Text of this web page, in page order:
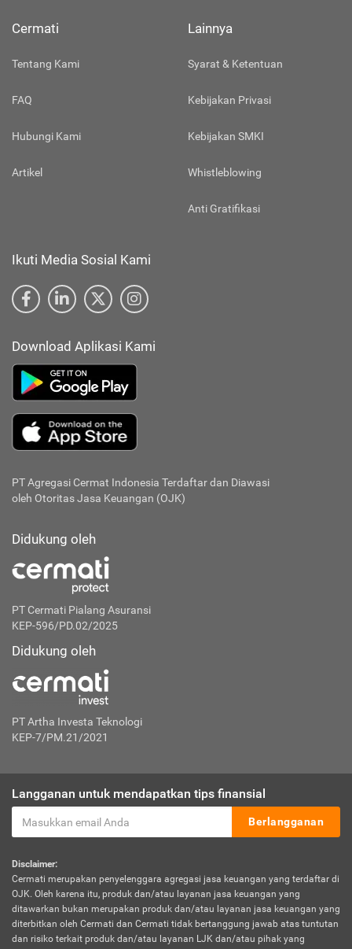
Cermati
Tentang Kami
FAQ
Hubungi Kami
Artikel
Lainnya
Syarat & Ketentuan
Kebijakan Privasi
Kebijakan SMKI
Whistleblowing
Anti Gratifikasi
Ikuti Media Sosial Kami
Download Aplikasi Kami
PT Agregasi Cermat Indonesia Terdaftar dan Diawasi
oleh Otoritas Jasa Keuangan (OJK)
Didukung oleh
PT Cermati Pialang Asuransi
KEP-596/PD.02/2025
Didukung oleh
PT Artha Investa Teknologi
KEP-7/PM.21/2021
Langganan untuk mendapatkan tips finansial
Berlangganan
Disclaimer:
Cermati merupakan penyelenggara agregasi jasa keuangan yang terdaftar di
OJK. Oleh karena itu, produk dan/atau layanan jasa keuangan yang
ditawarkan bukan merupakan produk dan/atau layanan jasa keuangan yang
diterbitkan oleh Cermati dan Cermati tidak bertanggung jawab atas tuntutan
dan risiko terkait produk dan/atau layanan LJK dan/atau pihak yang